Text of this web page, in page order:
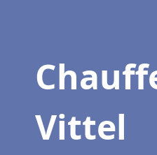
Vittel